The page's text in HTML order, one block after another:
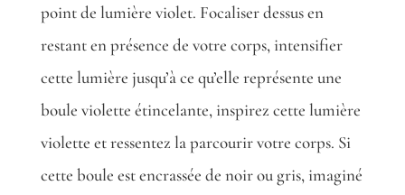
point de lumière violet. Focaliser dessus en
restant en présence de votre corps, intensifier
cette lumière jusqu’à ce qu’elle représente une
boule violette étincelante, inspirez cette lumière
violette et ressentez la parcourir votre corps. Si
cette boule est encrassée de noir ou gris, imaginé